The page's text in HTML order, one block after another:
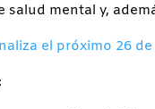
salud mental y,
el próximo 26 de